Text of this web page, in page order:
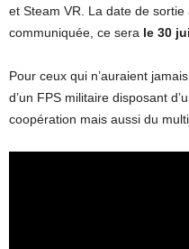
et Steam VR. La date de
communiquée, ce sera le 30
Pour ceux qui n’auraient
d’un FPS militaire disposant
coopération mais aussi du